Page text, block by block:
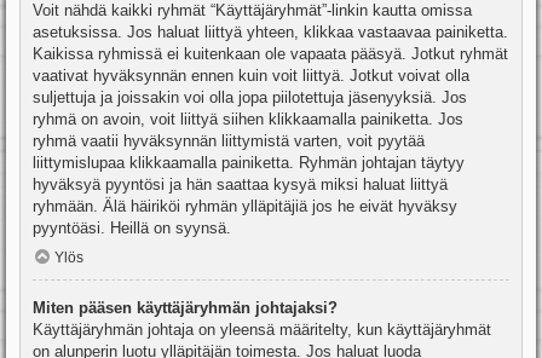
Voit nähdä kaikki ryhmät “Käyttäjäryhmät”-linkin kautta omissa
asetuksissa. Jos haluat liittyä yhteen, klikkaa vastaavaa painiketta.
Kaikissa ryhmissä ei kuitenkaan ole vapaata pääsyä. Jotkut ryhmät
vaativat hyväksynnän ennen kuin voit liittyä. Jotkut voivat olla
suljettuja ja joissakin voi olla jopa piilotettuja jäsenyyksiä. Jos
ryhmä on avoin, voit liittyä siihen klikkaamalla painiketta. Jos
ryhmä vaatii hyväksynnän liittymistä varten, voit pyytää
liittymislupaa klikkaamalla painiketta. Ryhmän johtajan täytyy
hyväksyä pyyntösi ja hän saattaa kysyä miksi haluat liittyä
ryhmään. Älä häiriköi ryhmän ylläpitäjiä jos he eivät hyväksy
pyyntöäsi. Heillä on syynsä.
Ylös
Miten pääsen käyttäjäryhmän johtajaksi?
Käyttäjäryhmän johtaja on yleensä määritelty, kun käyttäjäryhmät
on alunperin luotu ylläpitäjän toimesta. Jos haluat luoda